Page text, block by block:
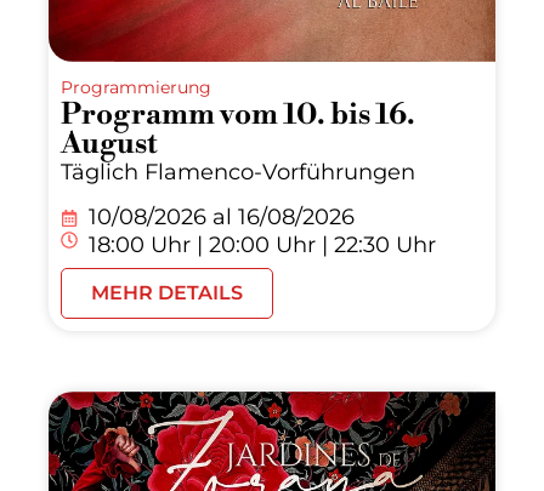
Programmierung
Programm vom 10. bis 16.
August
Täglich Flamenco-Vorführungen
10/08/2026 al 16/08/2026
18:00 Uhr | 20:00 Uhr | 22:30 Uhr
MEHR DETAILS